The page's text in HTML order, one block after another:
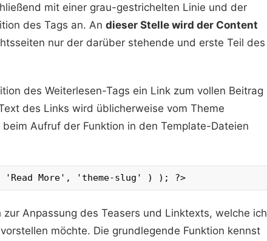
mit einer grau-gestrichelten Linie und der
des Tags an. An dieser Stelle wird der Content
nur der darüber stehende und erste Teil des
des Weiterlesen-Tags ein Link zum vollen Beitrag
des Links wird üblicherweise vom Theme
Aufruf der Funktion in den Template-Dateien
'Read More', 'theme-slug' ) ); ?>
Anpassung des Teasers und Linktexts, welche ich
möchte. Die grundlegende Funktion kennst